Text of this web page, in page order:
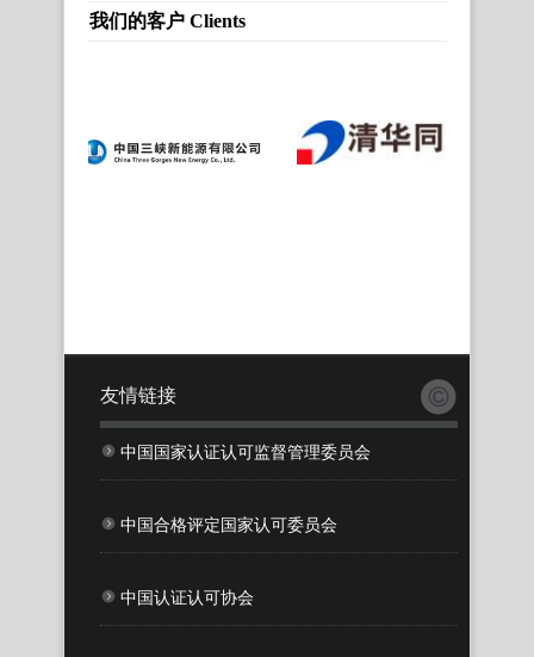
我们的客户 Clients
友情链接
中国国家认证认可监督管理委员会
中国合格评定国家认可委员会
中国认证认可协会